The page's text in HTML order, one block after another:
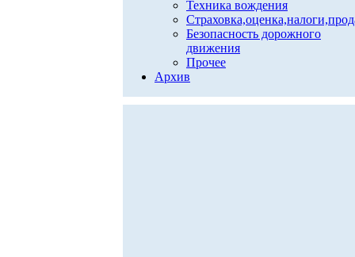
Техника вождения
Безопасность дорожного
движения
Прочее
Архив